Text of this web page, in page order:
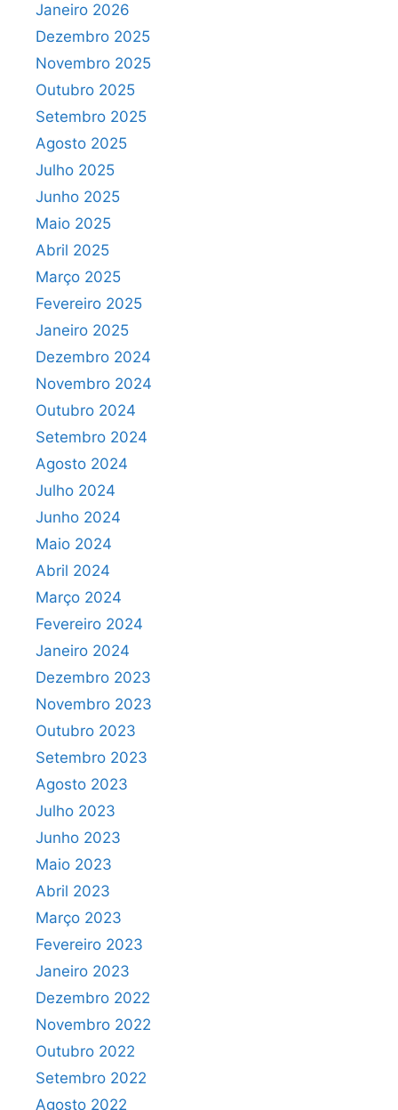
Janeiro 2026
Dezembro 2025
Novembro 2025
Outubro 2025
Setembro 2025
Agosto 2025
Julho 2025
Junho 2025
Maio 2025
Abril 2025
Março 2025
Fevereiro 2025
Janeiro 2025
Dezembro 2024
Novembro 2024
Outubro 2024
Setembro 2024
Agosto 2024
Julho 2024
Junho 2024
Maio 2024
Abril 2024
Março 2024
Fevereiro 2024
Janeiro 2024
Dezembro 2023
Novembro 2023
Outubro 2023
Setembro 2023
Agosto 2023
Julho 2023
Junho 2023
Maio 2023
Abril 2023
Março 2023
Fevereiro 2023
Janeiro 2023
Dezembro 2022
Novembro 2022
Outubro 2022
Setembro 2022
Agosto 2022